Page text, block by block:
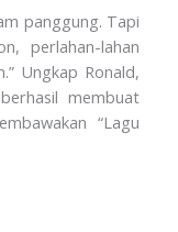
panggung. Tapi
perlahan-lahan
Ungkap Ronald,
membuat
“Lagu